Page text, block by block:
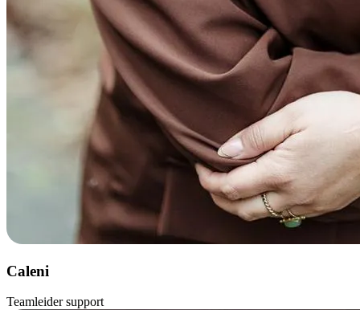
Caleni
Teamleider support